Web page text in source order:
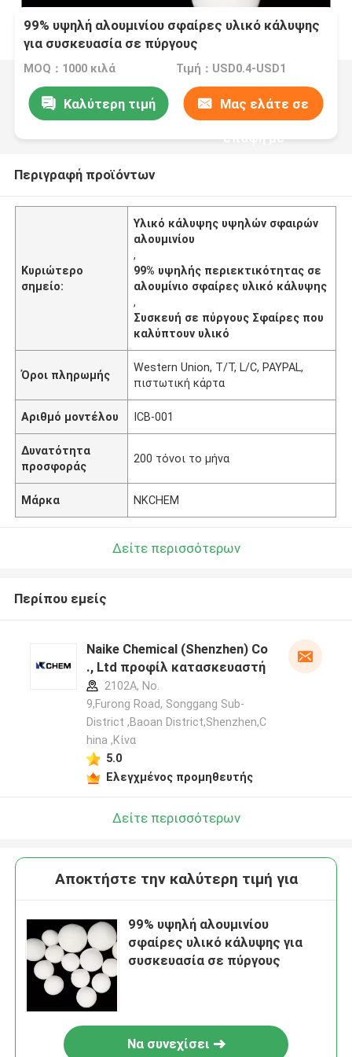
99% υψηλή αλουμινίου σφαίρες υλικό κάλυψης
για συσκευασία σε πύργους
MOQ：1000 κιλά Τιμή：USD0.4-USD1
Καλύτερη τιμή Μας ελάτε σε
επαφή με
Περιγραφή προϊόντων
Κυριώτερο
σημείο:
Υλικό κάλυψης υψηλών σφαιρών
αλουμινίου
,
99% υψηλής περιεκτικότητας σε
αλουμίνιο σφαίρες υλικό κάλυψης
,
Συσκευή σε πύργους Σφαίρες που
καλύπτουν υλικό
Όροι πληρωμής
Western Union, T/T, L/C, PAYPAL,
πιστωτική κάρτα
Αριθμό μοντέλου ICB-001
Δυνατότητα
προσφοράς
200 τόνοι το μήνα
Μάρκα NKCHEM
Δείτε περισσότερων
Περίπου εμείς
Naike Chemical (Shenzhen) Co
., Ltd προφίλ κατασκευαστή
2102A, No.
9,Furong Road, Songgang Sub-
District ,Baoan District,Shenzhen,C
hina ,Κίνα
5.0
Ελεγχμένος προμηθευτής
Δείτε περισσότερων
Αποκτήστε την καλύτερη τιμή για
99% υψηλή αλουμινίου
σφαίρες υλικό κάλυψης για
συσκευασία σε πύργους
Να συνεχίσει